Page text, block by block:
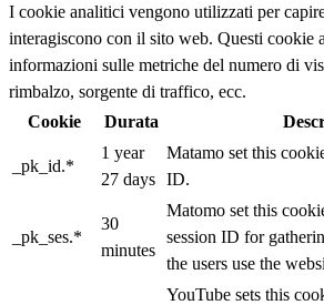
I cookie analitici vengono utilizzati per
interagiscono con il sito web. Questi cookie
informazioni sulle metriche del numero di
rimbalzo, sorgente di traffico, ecc.
Cookie
Durata
_pk_id.*
1 year
27 days
Matamo set this
ID.
_pk_ses.*
30
minutes
Matomo set this
session ID for
the users use the
YouTube sets this